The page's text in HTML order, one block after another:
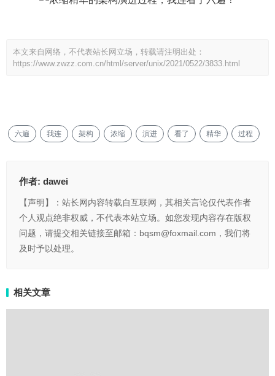
本文来自网络，不代表站长网立场，转载请注明出处：
https://www.zwzz.com.cn/html/server/unix/2021/0522/3833.html
六遍 我连 架构 浓缩 演进 看了 精华 过程
作者: dawei
【声明】：站长网内容转载自互联网，其相关言论仅代表作者
个人观点绝非权威，不代表本站立场。如您发现内容存在版权
问题，请提交相关链接至邮箱：bqsm@foxmail.com，我们将
及时予以处理。
相关文章